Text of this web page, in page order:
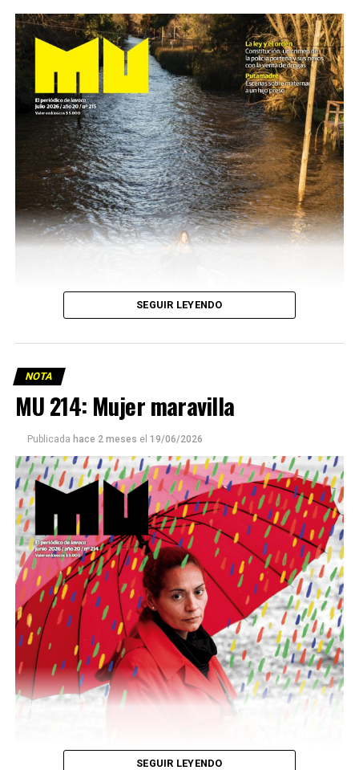
Este número 215 de MU ☝️viene con doble tapa, que
podría ser una frase:
Sin chamuyo, a remarla.
Descargar la Mu en PDF
SEGUIR LEYENDO
NOTA
MU 214: Mujer maravilla
Publicada hace 2 meses el 19/06/2026
SEGUIR LEYENDO